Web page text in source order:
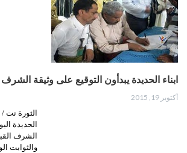
ابناء الحديدة يبدأون التوقيع على وثيقة الشرف
أكتوبر 19, 2015
الثورة نت
الحديدة
الشرف
والثوابت